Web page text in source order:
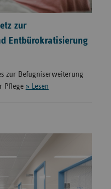
zur
Entbürokratisierung
zur Befugniserweiterung
Pflege » Lesen